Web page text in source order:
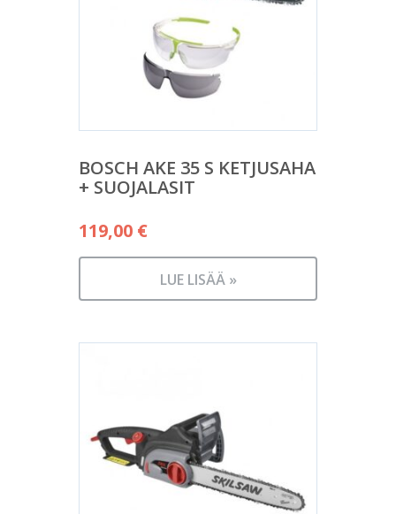
BOSCH AKE 35 S KETJUSAHA
+ SUOJALASIT
119,00 €
LUE LISÄÄ »